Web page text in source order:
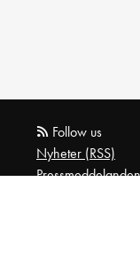
Follow us
Nyheter (RSS)